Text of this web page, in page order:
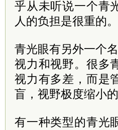
乎从未听说一个青
人的负担是很重的。
青光眼有另外一个
视力和视野。很多
视力有多差，而是
盲，视野极度缩小
有一种类型的青光